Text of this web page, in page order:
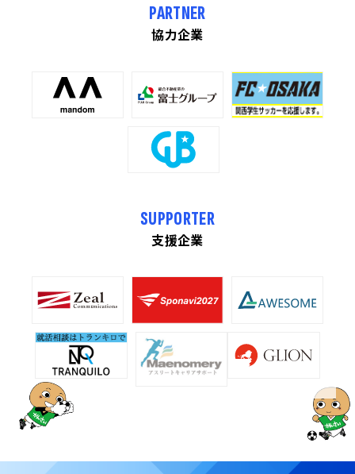
PARTNER
協力企業
SUPPORTER
支援企業